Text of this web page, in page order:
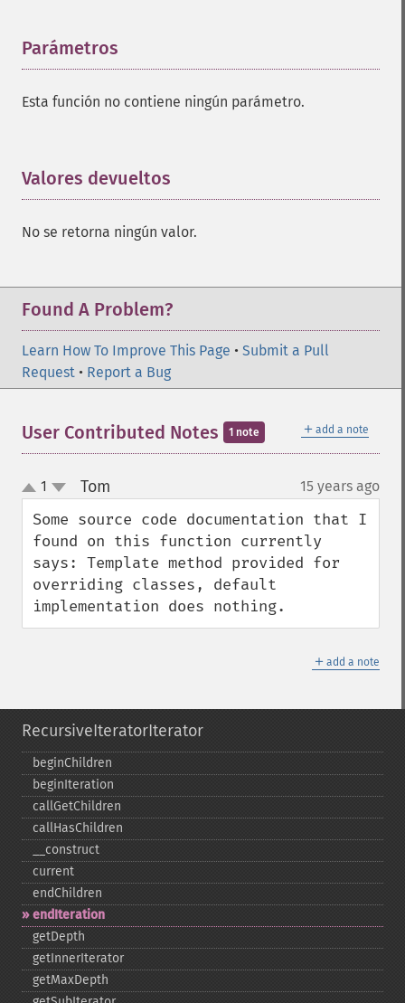
Parámetros
Esta función no contiene ningún parámetro.
Valores devueltos
No se retorna ningún valor.
Found A Problem?
Learn How To Improve This Page • Submit a Pull
Request • Report a Bug
＋ add a note
User Contributed Notes 1 note
up
down
1 Tom 15 years ago
Some source code documentation that I
found on this function currently
says: Template method provided for
overriding classes, default
implementation does nothing.
＋ add a note
RecursiveIteratorIterator
beginChildren
beginIteration
callGetChildren
callHasChildren
_​_​construct
current
endChildren
endIteration
getDepth
getInnerIterator
getMaxDepth